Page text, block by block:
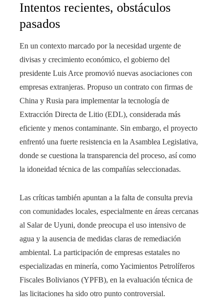
Intentos recientes, obstáculos
pasados
En un contexto marcado por la necesidad urgente de
divisas y crecimiento económico, el gobierno del
presidente Luis Arce promovió nuevas asociaciones con
empresas extranjeras. Propuso un contrato con firmas de
China y Rusia para implementar la tecnología de
Extracción Directa de Litio (EDL), considerada más
eficiente y menos contaminante. Sin embargo, el proyecto
enfrentó una fuerte resistencia en la Asamblea Legislativa,
donde se cuestiona la transparencia del proceso, así como
la idoneidad técnica de las compañías seleccionadas.
Las críticas también apuntan a la falta de consulta previa
con comunidades locales, especialmente en áreas cercanas
al Salar de Uyuni, donde preocupa el uso intensivo de
agua y la ausencia de medidas claras de remediación
ambiental. La participación de empresas estatales no
especializadas en minería, como Yacimientos Petrolíferos
Fiscales Bolivianos (YPFB), en la evaluación técnica de
las licitaciones ha sido otro punto controversial.